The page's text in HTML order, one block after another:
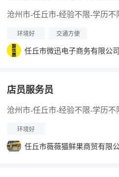
沧州市-任丘市-经验不限-学历不
环境好 交通方便
任丘市微迅电子商务有限公司
店员服务员
沧州市-任丘市-经验不限-学历不
环境好
任丘市薇薇猫鲜果商贸有限